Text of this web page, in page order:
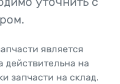
является
действительна на
запчасти на склад.